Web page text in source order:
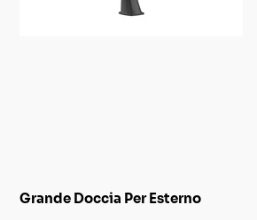
Grande Doccia Per Esterno